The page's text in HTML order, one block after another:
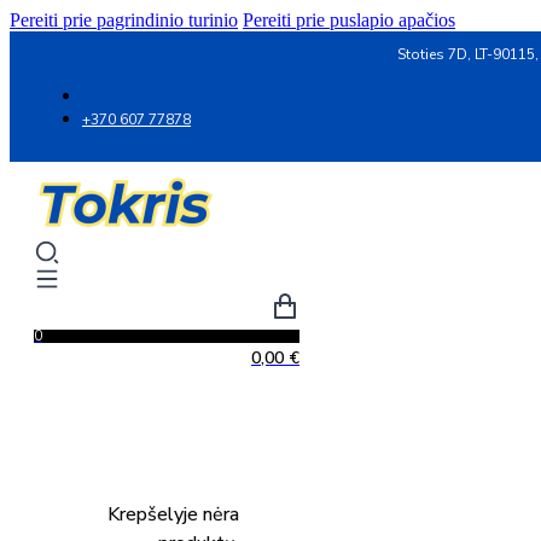
Pereiti prie pagrindinio turinio Pereiti prie puslapio apačios
Stoties 7D, LT-
+370 607 77878
0
0,00 €
Krepšelyje nėra